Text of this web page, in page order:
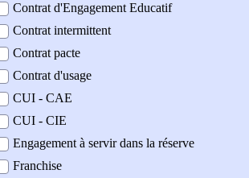
Contrat d'Engagement Educatif
Contrat intermittent
Contrat pacte
Contrat d'usage
CUI - CAE
CUI - CIE
Engagement à servir dans la réserve
Franchise